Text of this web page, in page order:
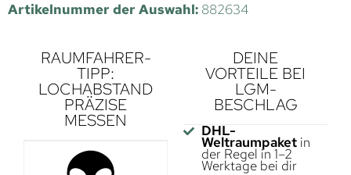
Artikelnummer der Auswahl: 882634
RAUMFAHRER-
TIPP:
LOCHABSTAND
PRÄZISE
MESSEN
DEINE
VORTEILE BEI
LGM-
BESCHLAG
DHL-
Weltraumpaketin
der Regel in 1–2
Werktage bei dir